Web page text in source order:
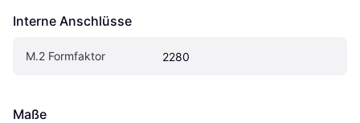
Interne Anschlüsse
M.2 Formfaktor 2280
Maße